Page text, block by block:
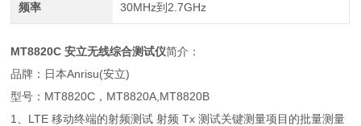
频率 30MHz到2.7GHz
MT8820C 安立无线综合测试仪简介：
品牌：日本Anrisu(安立)
型号：MT8820C，MT8820A,MT8820B
1、LTE 移动终端的射频测试 射频 Tx 测试关键测量项目的批量测量